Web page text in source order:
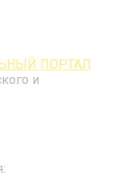
ПОРТАЛ
и